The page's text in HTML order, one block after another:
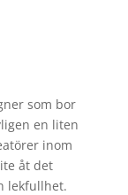
som bor
en liten
inom
åt det
lekfullhet.